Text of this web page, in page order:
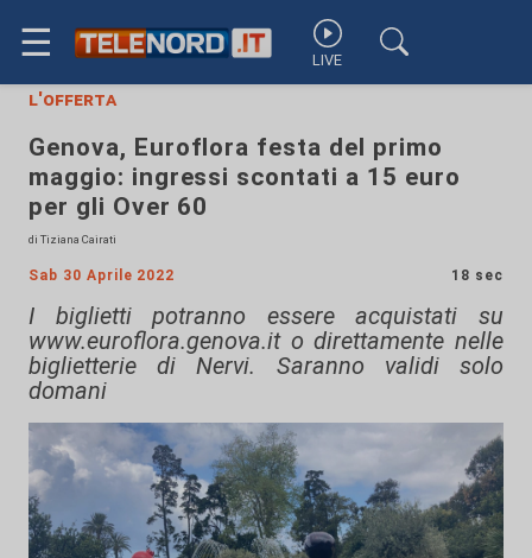
☰ LIVE
l'offerta
Genova, Euroflora festa del primo
maggio: ingressi scontati a 15 euro
per gli Over 60
di Tiziana Cairati
Sab 30 Aprile 2022 18 sec
I biglietti potranno essere acquistati su
www.euroflora.genova.it o direttamente nelle
biglietterie di Nervi. Saranno validi solo
domani